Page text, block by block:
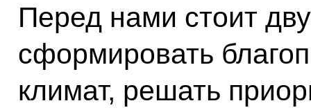
Перед нами стоит
сформировать
климат, решать